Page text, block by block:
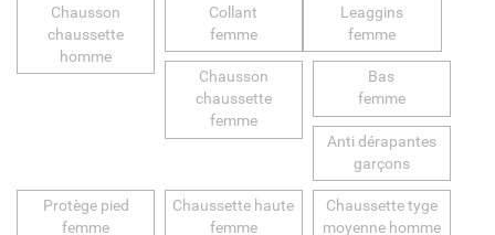
Chausson
chaussette
homme
Collant
femme
Leaggins
femme
Chausson
chaussette
femme
Bas
femme
Anti dérapantes
garçons
Protège pied
femme
Chaussette haute
femme
Chaussette tyge
moyenne homme